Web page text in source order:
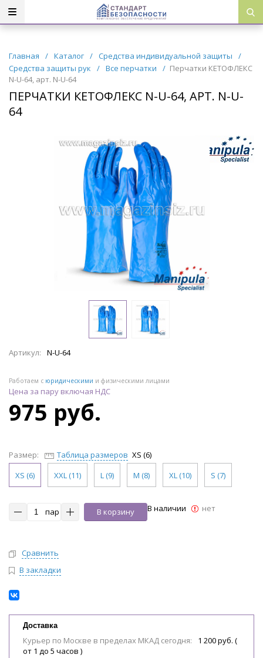
Главная / Каталог / Средства индивидуальной защиты
/
Средства защиты рук
/ Все перчатки / Перчатки КЕТОФЛЕКС
N-U-64, арт. N-U-64
ПЕРЧАТКИ КЕТОФЛЕКС N-U-64, АРТ. N-U-
64
Артикул: N-U-64
Работаем с юридическими и физическими лицами
Цена за пару включая НДС
975 руб.
Размер: Таблица размеров XS (6)
XS (6)
XXL (11) L (9) M (8) XL (10) S (7)
пар В корзину В наличии нет
Сравнить
В закладки
Доставка
Курьер по Москве в пределах МКАД сегодня:
1 200 руб. (
от 1 до 5 часов )